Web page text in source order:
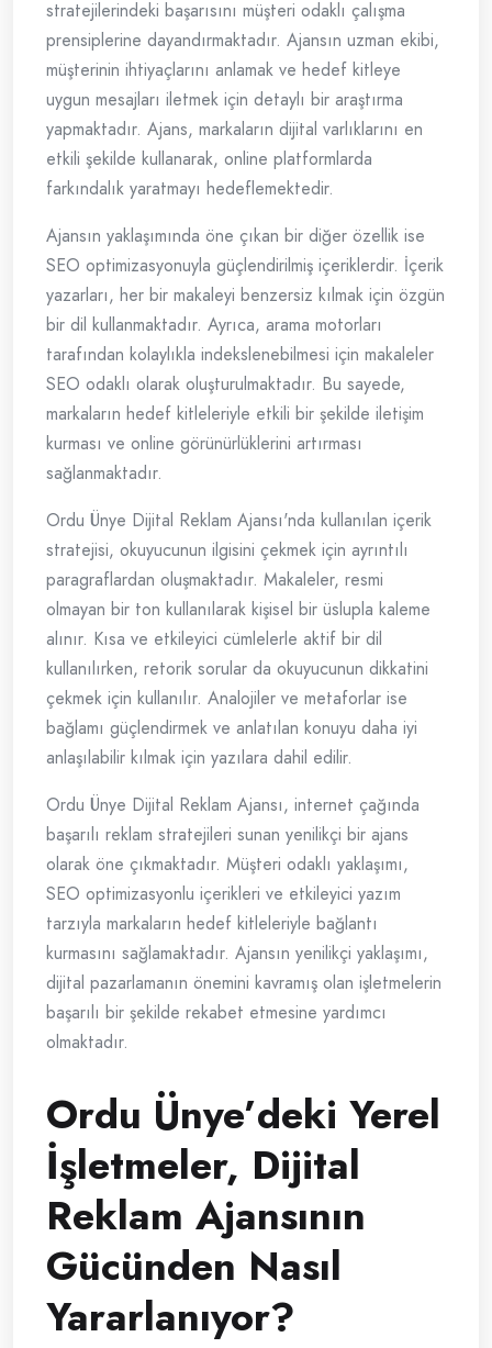
stratejilerindeki başarısını müşteri odaklı çalışma
prensiplerine dayandırmaktadır. Ajansın uzman ekibi,
müşterinin ihtiyaçlarını anlamak ve hedef kitleye
uygun mesajları iletmek için detaylı bir araştırma
yapmaktadır. Ajans, markaların dijital varlıklarını en
etkili şekilde kullanarak, online platformlarda
farkındalık yaratmayı hedeflemektedir.
Ajansın yaklaşımında öne çıkan bir diğer özellik ise
SEO optimizasyonuyla güçlendirilmiş içeriklerdir. İçerik
yazarları, her bir makaleyi benzersiz kılmak için özgün
bir dil kullanmaktadır. Ayrıca, arama motorları
tarafından kolaylıkla indekslenebilmesi için makaleler
SEO odaklı olarak oluşturulmaktadır. Bu sayede,
markaların hedef kitleleriyle etkili bir şekilde iletişim
kurması ve online görünürlüklerini artırması
sağlanmaktadır.
Ordu Ünye Dijital Reklam Ajansı'nda kullanılan içerik
stratejisi, okuyucunun ilgisini çekmek için ayrıntılı
paragraflardan oluşmaktadır. Makaleler, resmi
olmayan bir ton kullanılarak kişisel bir üslupla kaleme
alınır. Kısa ve etkileyici cümlelerle aktif bir dil
kullanılırken, retorik sorular da okuyucunun dikkatini
çekmek için kullanılır. Analojiler ve metaforlar ise
bağlamı güçlendirmek ve anlatılan konuyu daha iyi
anlaşılabilir kılmak için yazılara dahil edilir.
Ordu Ünye Dijital Reklam Ajansı, internet çağında
başarılı reklam stratejileri sunan yenilikçi bir ajans
olarak öne çıkmaktadır. Müşteri odaklı yaklaşımı,
SEO optimizasyonlu içerikleri ve etkileyici yazım
tarzıyla markaların hedef kitleleriyle bağlantı
kurmasını sağlamaktadır. Ajansın yenilikçi yaklaşımı,
dijital pazarlamanın önemini kavramış olan işletmelerin
başarılı bir şekilde rekabet etmesine yardımcı
olmaktadır.
Ordu Ünye’deki Yerel
İşletmeler, Dijital
Reklam Ajansının
Gücünden Nasıl
Yararlanıyor?